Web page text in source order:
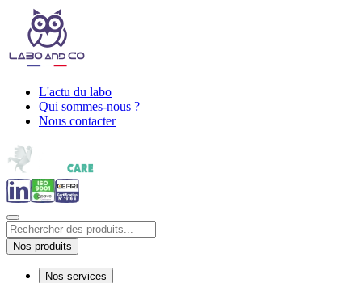
L'actu du labo
Qui sommes-nous ?
Nous contacter
Nos produits
Nos services